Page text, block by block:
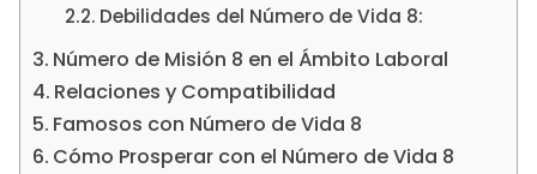
Debilidades del Número de Vida 8:
Número de Misión 8 en el Ámbito Laboral
Relaciones y Compatibilidad
Famosos con Número de Vida 8
Cómo Prosperar con el Número de Vida 8